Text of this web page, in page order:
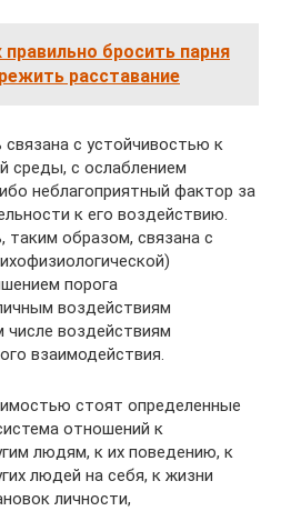
правильно бросить парня
расставание
с устойчивостью к
среды, с ослаблением
неблагоприятный фактор за
к его воздействию.
таким образом, связана с
порога
воздействиям
воздействиям
взаимодействия.
стоят определенные
отношений к
людям, к их поведению, к
людей на себя, к жизни
личности,